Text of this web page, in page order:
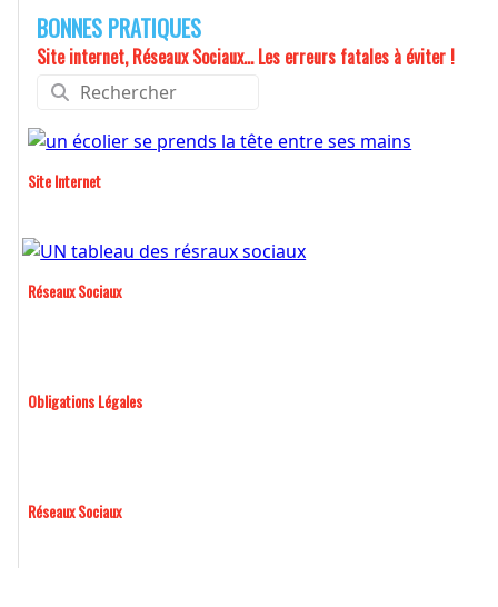
BONNES PRATIQUES
Site internet, Réseaux Sociaux... Les erreurs fatales à éviter !
Site Internet
Réseaux Sociaux
Obligations Légales
Réseaux Sociaux